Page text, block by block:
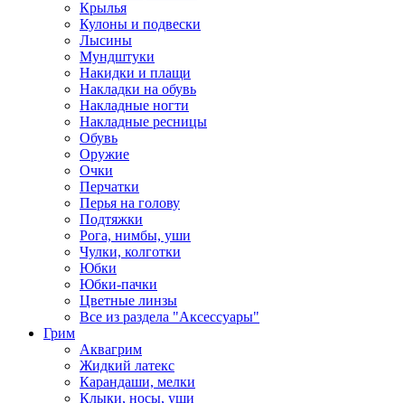
Крылья
Кулоны и подвески
Лысины
Мундштуки
Накидки и плащи
Накладки на обувь
Накладные ногти
Накладные ресницы
Обувь
Оружие
Очки
Перчатки
Перья на голову
Подтяжки
Рога, нимбы, уши
Чулки, колготки
Юбки
Юбки-пачки
Цветные линзы
Все из раздела "Аксессуары"
Грим
Аквагрим
Жидкий латекс
Карандаши, мелки
Клыки, носы, уши